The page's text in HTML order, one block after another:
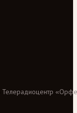
Телерадиоцентр